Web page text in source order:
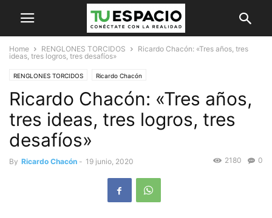
Home RENGLONES TORCIDOS
Ricardo Chacón: «Tres años, tres
ideas, tres logros, tres desafíos»
RENGLONES TORCIDOS Ricardo Chacón
Ricardo Chacón: «Tres años,
tres ideas, tres logros, tres
desafíos»
By Ricardo Chacón - 19 junio, 2020 0
2180